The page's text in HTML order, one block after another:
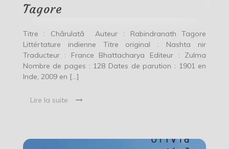
Tagore
Titre : Chârulatâ Auteur : Rabindranath Tagore
Littértature indienne Titre original : Nashta nir
Traducteur : France Bhattacharya Editeur : Zulma
Nombre de pages : 128 Dates de parution : 1901 en
Inde, 2009 en […]
Lire la suite